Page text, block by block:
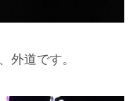
外道です。